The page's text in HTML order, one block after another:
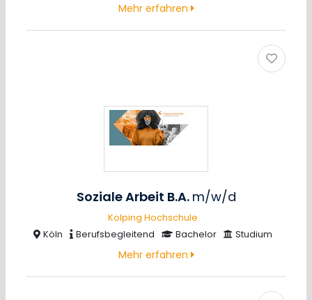
Mehr erfahren
Soziale Arbeit B.A. m/w/d
Kolping Hochschule
Köln
Berufsbegleitend Bachelor Studium
Mehr erfahren